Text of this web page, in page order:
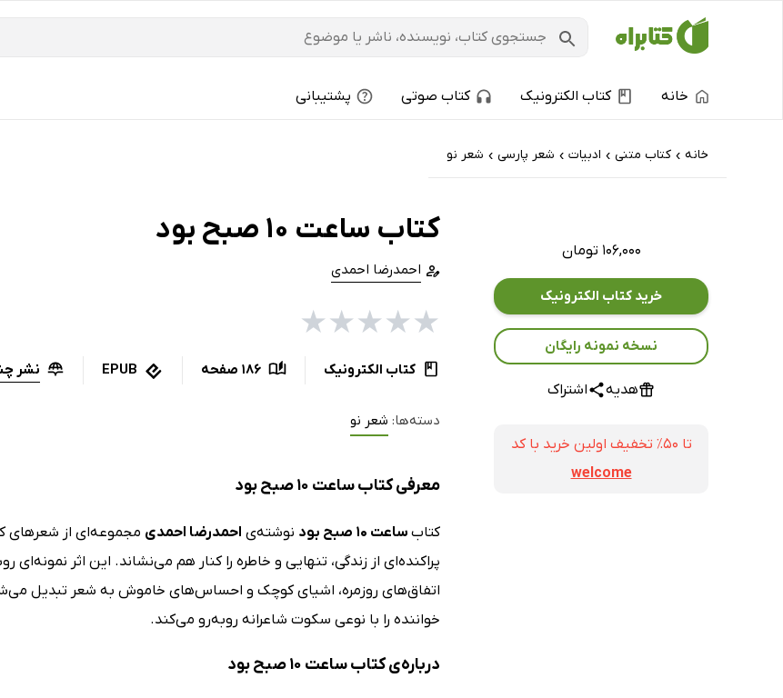
خانه کتاب الکترونیک کتاب صوتی پشتیبانی
خانه › کتاب‌ متنی › ادبیات › شعر پارسی › شعر نو
۱۰۶,۰۰۰ تومان
خرید کتاب الکترونیک
نسخه نمونه رایگان
هدیه اشتراک
تا ۵۰٪ تخفیف اولین خرید با کد
welcome
کتاب ساعت 10 صبح بود
احمدرضا احمدی
★
★
★
★
★
کتاب الکترونیک 186 صفحه EPUB نشر
دسته‌ها: شعر نو
معرفی کتاب ساعت 10 صبح بود
کتاب ساعت 10 صبح بود نوشته‌ی احمدرضا احمدی مجموعه‌ای از شعرهای
پراکنده‌ای از زندگی، تنهایی و خاطره را کنار هم می‌نشاند. این اثر
اتفاق‌های روزمره، اشیای کوچک و احساس‌های خاموش به شعر تبدیل
خواننده را با نوعی سکوت شاعرانه روبه‌رو می‌کند.
درباره‌ی کتاب ساعت 10 صبح بود